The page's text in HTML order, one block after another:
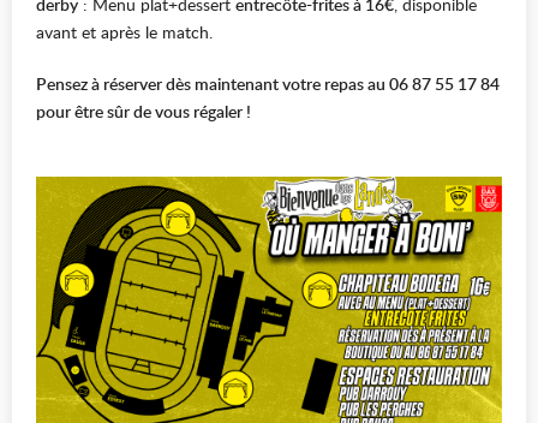
avant et après le match.
Pensez à réserver dès maintenant votre repas au 06 87 55 17 84
pour être sûr de vous régaler !